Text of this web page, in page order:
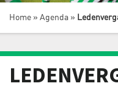
Home » Agenda »